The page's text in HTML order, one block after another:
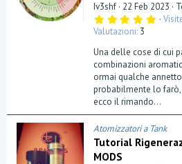
Iv3shf 22 Feb 2023
5
0
s
t
e
l
l
(
e
)
Valutazioni 3
Una delle cose di cui
combinazioni
ormai qualche
probabilmente lo
ecco il rimando...
Atomizzatori a Tank
Tutorial
MODS